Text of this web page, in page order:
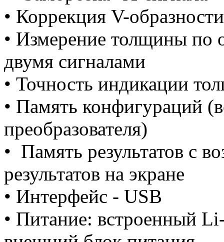
• Коррекция V-
• Измерение толщины по
двумя сигналами
• Точность индикации
• Память конфигураций
преобразователя)
• Память результатов с
результатов на экране
• Интерфейс - USB
• Питание: встроенный